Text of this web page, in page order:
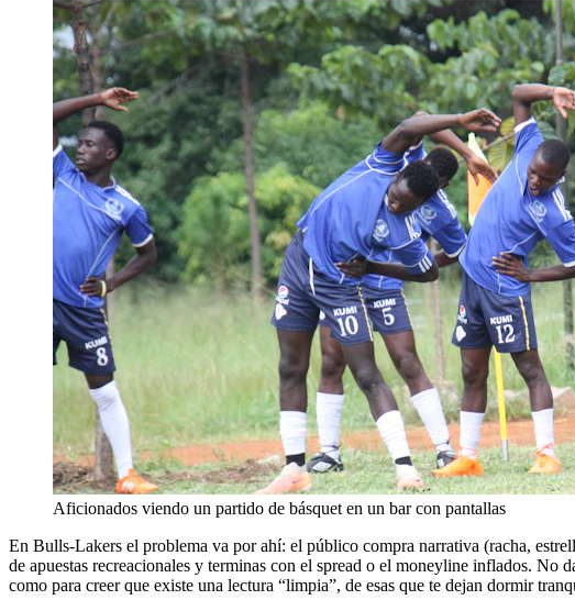
Aficionados viendo un partido de básquet en un bar con pantallas
En Bulls-Lakers el problema va por ahí: el público compra narrativa (racha,
de apuestas recreacionales y terminas con el spread o el moneyline inflados.
como para creer que existe una lectura “limpia”, de esas que te dejan dormir